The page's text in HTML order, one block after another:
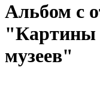
Альбом с
"Картины
музеев"